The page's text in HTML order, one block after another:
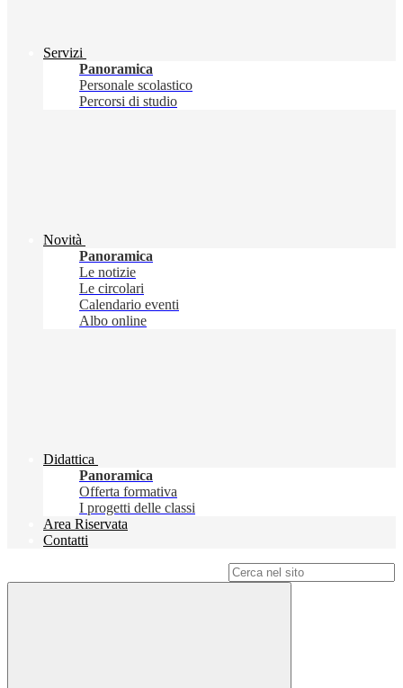
Servizi
Panoramica
Personale scolastico
Percorsi di studio
Novità
Panoramica
Le notizie
Le circolari
Calendario eventi
Albo online
Didattica
Panoramica
Offerta formativa
I progetti delle classi
Area Riservata
Contatti